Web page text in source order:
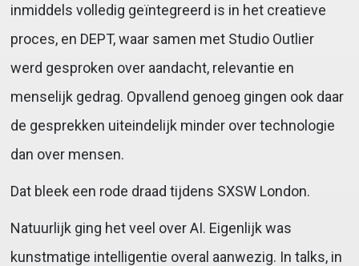
inmiddels volledig geïntegreerd is in het creatieve
proces, en DEPT, waar samen met Studio Outlier
werd gesproken over aandacht, relevantie en
menselijk gedrag. Opvallend genoeg gingen ook daar
de gesprekken uiteindelijk minder over technologie
dan over mensen.
Dat bleek een rode draad tijdens SXSW London.
Natuurlijk ging het veel over AI. Eigenlijk was
kunstmatige intelligentie overal aanwezig. In talks, in